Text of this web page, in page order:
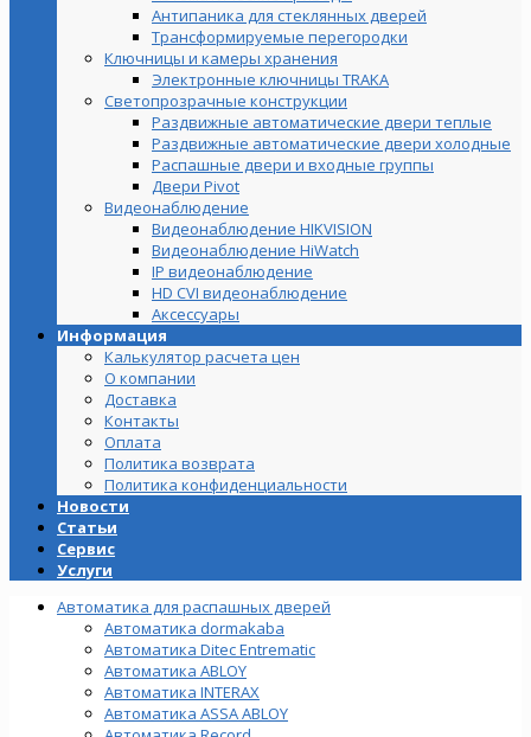
Антипаника для стеклянных дверей
Трансформируемые перегородки
Ключницы и камеры хранения
Электронные ключницы TRAKA
Светопрозрачные конструкции
Раздвижные автоматические двери теплые
Раздвижные автоматические двери холодные
Распашные двери и входные группы
Двери Pivot
Видеонаблюдение
Видеонаблюдение HIKVISION
Видеонаблюдение HiWatch
IP видеонаблюдение
HD CVI видеонаблюдение
Аксессуары
Информация
Калькулятор расчета цен
О компании
Доставка
Контакты
Оплата
Политика возврата
Политика конфиденциальности
Новости
Статьи
Сервис
Услуги
Автоматика для распашных дверей
Автоматика dormakaba
Автоматика Ditec Entrematic
Автоматика ABLOY
Автоматика INTERAX
Автоматика ASSA ABLOY